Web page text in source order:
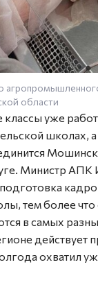
области
уже
школах,
Министр АПК
тем более
в самых
действует
охватил